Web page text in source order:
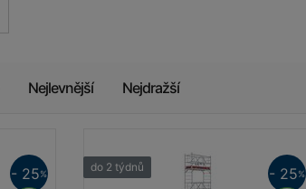
Nejlevnější Nejdražší
- 25% do 2 týdnů - 25%